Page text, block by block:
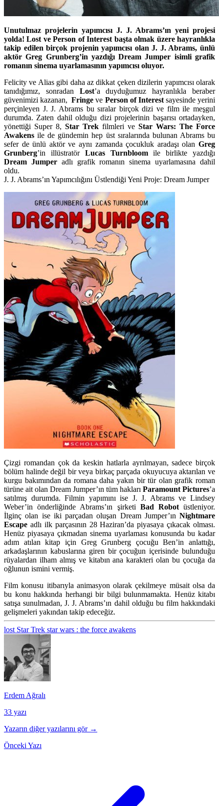
Unutulmaz projelerin yapımcısı J. J. Abrams’ın yeni projesi
yolda! Lost ve Person of Interest başta olmak üzere hayranlıkla
takip edilen birçok projenin yapımcısı olan J. J. Abrams, ünlü
aktör Greg Grunberg’in yazdığı Dream Jumper isimli grafik
romanın sinema uyarlamasının yapımcısı oluyor.
Felicity ve Aliasgibi daha az dikkat çeken dizilerin yapımcısı olarak
tanıdığımız, sonradan Lost’a duyduğumuz hayranlıkla beraber
güvenimizi kazanan,Fringe ve Person of Interestsayesinde yerini
perçinleyen J. J. Abramsbu sıralar birçok dizi ve film ile meşgul
durumda. Zaten dahil olduğu dizi projelerinin başarısı ortadayken,
yönettiği Super 8, Star Trek filmleri ve Star Wars: The Force
Awakens ile de gündemin hep üst sıralarında bulunan Abrams bu
sefer de ünlü aktör ve aynı zamanda çocukluk aradaşı olan Greg
Grunberg’in illüstratör Lucas Turnbloomile birlikte yazdığı
Dream Jumperadlı grafik romanın sinema uyarlamasına dahil
oldu.
J. J. Abrams’ın Yapımcılığını Üstlendiği Yeni Proje: Dream Jumper
Çizgi romandan çok da keskin hatlarla ayrılmayan, sadece birçok
bölüm halinde değil bir veya birkaç parçada okuyucuya aktarılan ve
kurgu bakımından da romana daha yakın bir tür olan grafik roman
türüne ait olan Dream Jumper’ın tüm hakları Paramount Pictures’a
satılmış durumda. Filmin yapımını ise J. J. Abrams ve Lindsey
Weber’in önderliğinde Abrams’ın şirketi Bad Robotüstleniyor.
İlginç olan ise iki parçadan oluşan Dream Jumper’ın Nightmare
Escape adlı ilk parçasının 28 Haziran’da piyasaya çıkacak olması.
Henüz piyasaya çıkmadan sinema uyarlaması konusunda bu kadar
adım atılan kitap için Greg Grunberg çocuğu Ben’in anlattığı,
arkadaşlarının kabuslarına giren bir çocuğun içerisinde bulunduğu
rüyalardan ilham almış ve kitabın ana karakteri olan bu çocuğa da
oğlunun ismini vermiş.
Film konusu itibarıyla animasyon olarak çekilmeye müsait olsa da
bu konu hakkında herhangi bir bilgi bulunmamakta. Henüz kitabı
satışa sunulmadan, J. J. Abrams’ın dahil olduğu bu film hakkındaki
gelişmeleri yakından takip edeceğiz.
lost Star Trek star wars : the force awakens
Erdem Ağralı
33 yazı
Yazarın diğer yazılarını gör →
Önceki Yazı